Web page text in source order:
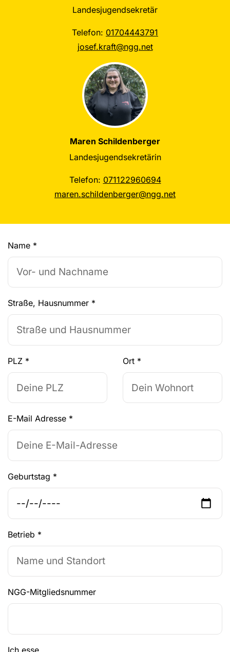
Landesjugendsekretär
Telefon: 01704443791
josef.kraft@ngg.net
Maren Schildenberger
Landesjugendsekretärin
Telefon: 071122960694
maren.schildenberger@ngg.net
Name *
Straße, Hausnummer *
PLZ * Ort *
E-Mail Adresse *
Geburtstag *
Betrieb *
NGG-Mitgliedsnummer
Ich esse